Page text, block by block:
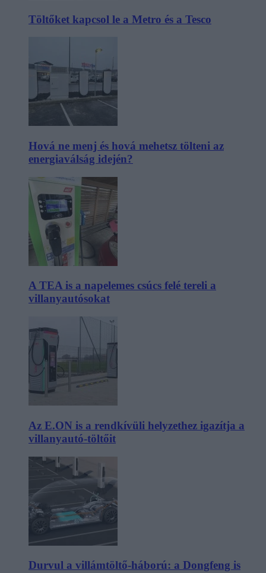
Töltőket kapcsol le a Metro és a Tesco
Hová ne menj és hová mehetsz tölteni az
energiaválság idején?
A TEA is a napelemes csúcs felé tereli a
villanyautósokat
Az E.ON is a rendkívüli helyzethez igazítja a
villanyautó-töltőit
Durvul a villámtöltő-háború: a Dongfeng is